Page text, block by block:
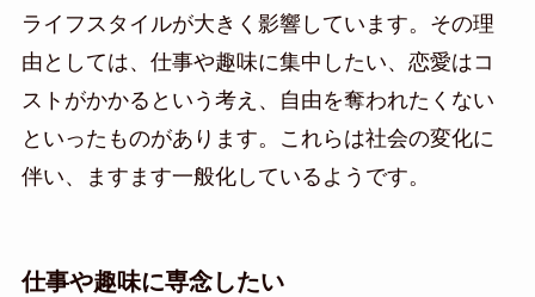
ライフスタイルが大きく影響しています。その理
由としては、仕事や趣味に集中したい、恋愛はコ
ストがかかるという考え、自由を奪われたくない
といったものがあります。これらは社会の変化に
伴い、ますます一般化しているようです。
仕事や趣味に専念したい